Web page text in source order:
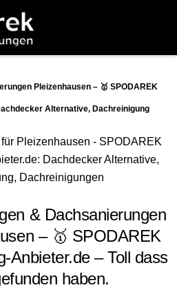
Pleizenhausen – 🥇 SPODAREK
Alternative, Dachreinigung
& Dachsanierungen
– 🥇 SPODAREK
Anbieter.de – Toll dass
haben.